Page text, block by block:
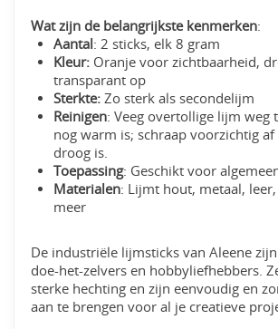
Wat zijn de belangrijkste kenmerken:
Aantal : 2 sticks, elk 8 gram
Kleur: Oranje voor zichtbaarheid,
transparant op
Sterkte: Zo sterk als secondelijm
Reinigen: Veeg overtollige lijm weg
nog warm is; schraap voorzichtig
droog is.
Toepassing: Geschikt voor
Materialen: Lijmt hout, metaal,
meer
De industriële lijmsticks van Aleene
doe-het-zelvers en hobbyliefhebbers.
sterke hechting en zijn eenvoudig en
aan te brengen voor al je creatieve